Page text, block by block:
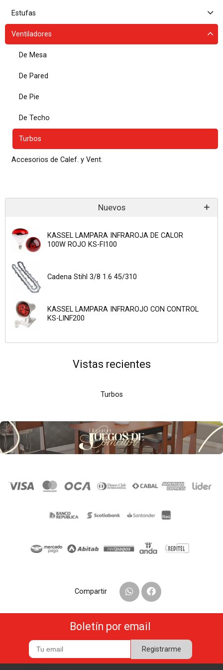
Estufas
Ventiladores
De Mesa
De Pared
De Pie
De Techo
Turbos
Accesorios de Calef. y Vent.
Nuevos
KASSEL LAMPARA INFRAROJA DE CALOR
100W ROJO KS-FI100
Cadena Stihl 3/8 1.6 45/310
KASSEL LAMPARA INFRAROJO CON CONTROL
KS-LINF200
Vistas recientes
Turbos
Compartir
Boletín por email
Registrarme